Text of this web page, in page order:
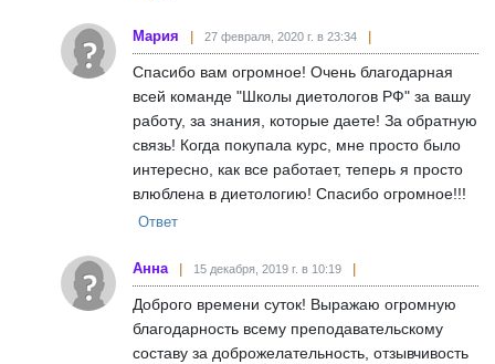
Мария 27 февраля, 2020 г. в 23:34
Спасибо вам огромное! Очень благодарная
всей команде "Школы диетологов РФ" за вашу
работу, за знания, которые даете! За обратную
связь! Когда покупала курс, мне просто было
интересно, как все работает, теперь я просто
влюблена в диетологию! Спасибо огромное!!!
Ответ
Анна 15 декабря, 2019 г. в 10:19
Доброго времени суток! Выражаю огромную
благодарность всему преподавательскому
составу за доброжелательность, отзывчивость